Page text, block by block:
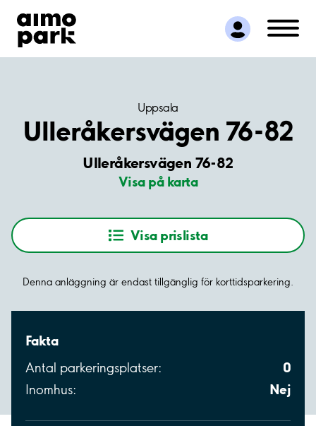
Hitta parkering
Samarbete
Kundservice
Uppsala
Ulleråkersvägen 76-82
Ulleråkersvägen 76-82
Visa på karta
Visa prislista
Denna anläggning är endast tillgänglig för korttidsparkering.
Fakta
Antal parkeringsplatser: 0
Inomhus: Nej